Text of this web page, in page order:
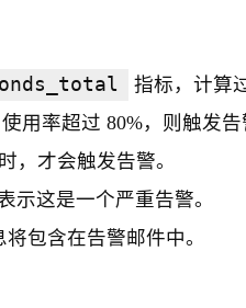
指标，计算
用率超过 80%，则触发
，才会触发告警。
示这是一个严重告警。
包含在告警邮件中。